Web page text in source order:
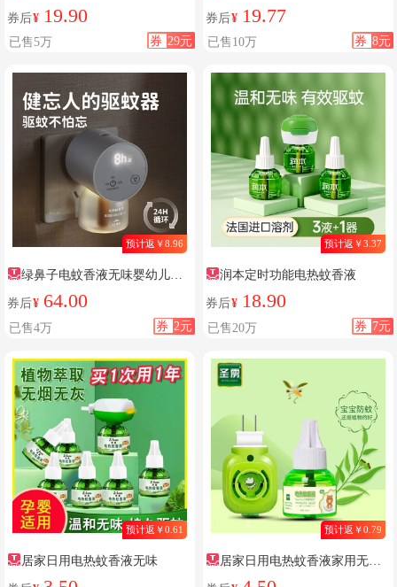
无味
券后¥ 19.90
券 29元
已售5万
券后¥ 19.77
券 8元
已售10万
预计返￥8.96
绿鼻子电蚊香液无味婴幼儿孕
妇
券后¥ 64.00
券 2元
已售4万
预计返￥3.37
润本定时功能电热蚊香液
券后¥ 18.90
券 7元
已售20万
预计返￥0.61
居家日用电热蚊香液无味
预计返￥0.79
居家日用电热蚊香液家用无烟
无味室内灭蚊